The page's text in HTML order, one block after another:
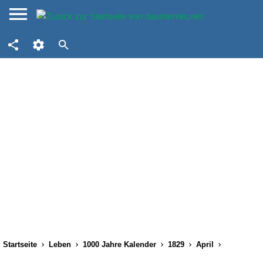
Startseite Leben 1000 Jahre Kalender 1829 April